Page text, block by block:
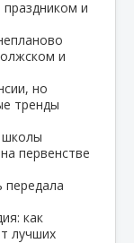
и
и
но
тренды
школы
первенстве
передала
как
лучших